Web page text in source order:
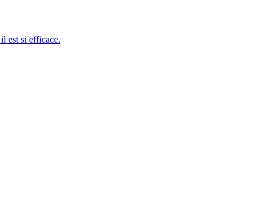
est si efficace.